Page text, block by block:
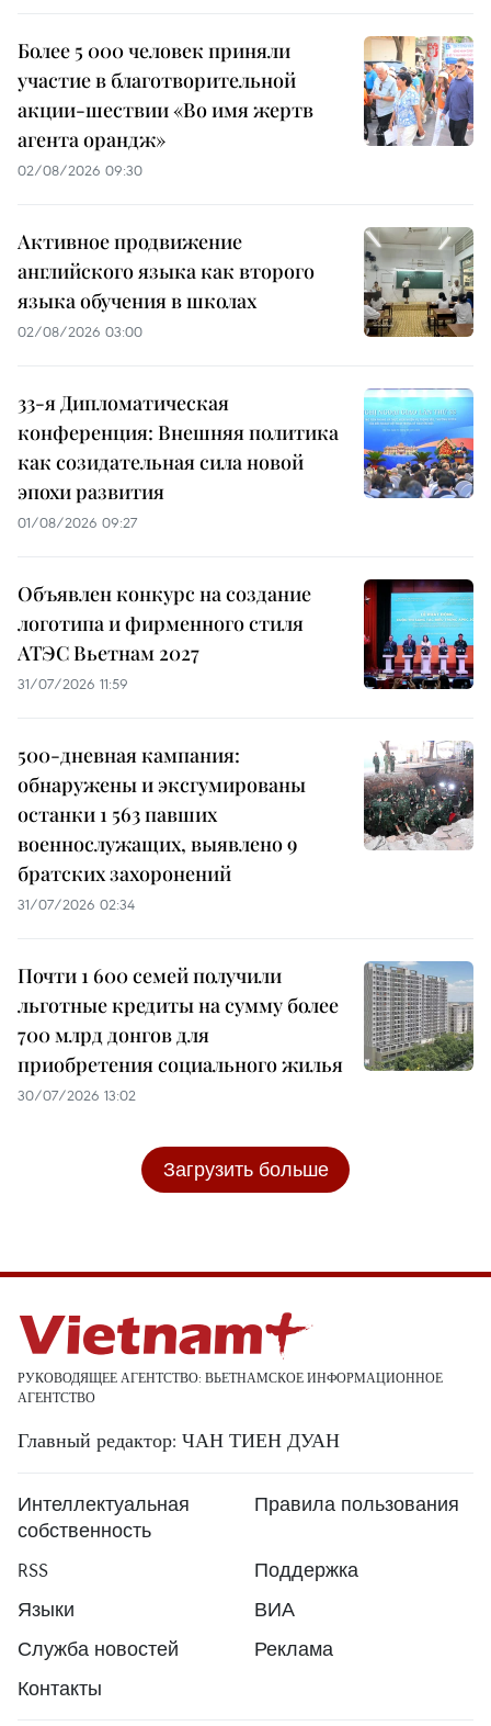
Более 5 000 человек приняли
участие в благотворительной
акции-шествии «Во имя жертв
агента орандж»
02/08/2026 09:30
Активное продвижение
английского языка как второго
языка обучения в школах
02/08/2026 03:00
33-я Дипломатическая
конференция: Внешняя политика
как созидательная сила новой
эпохи развития
01/08/2026 09:27
Объявлен конкурс на создание
логотипа и фирменного стиля
АТЭС Вьетнам 2027
31/07/2026 11:59
500-дневная кампания:
обнаружены и эксгумированы
останки 1 563 павших
военнослужащих, выявлено 9
братских захоронений
31/07/2026 02:34
Почти 1 600 семей получили
льготные кредиты на сумму более
700 млрд донгов для
приобретения социального жилья
30/07/2026 13:02
Загрузить больше
РУКОВОДЯЩЕЕ АГЕНТСТВО: ВЬЕТНАМСКОЕ ИНФОРМАЦИОННОЕ
АГЕНТСТВО
Главный редактор: ЧАН ТИЕН ДУАН
Интеллектуальная
собственность
Правила пользования
RSS
Поддержка
Языки
ВИА
Служба новостей
Реклама
Контакты